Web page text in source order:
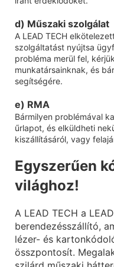
d) Műszaki szolgálat
A LEAD TECH
szolgáltatást nyújtsa
probléma merül fel,
munkatársainknak, és
segítségére.
e) RMA
Bármilyen problémával
űrlapot, és elküldheti
kiszállításáról, vagy
Egyszerűen
világhoz!
A LEAD TECH a
berendezésszállító,
lézer- és
összpontosít.